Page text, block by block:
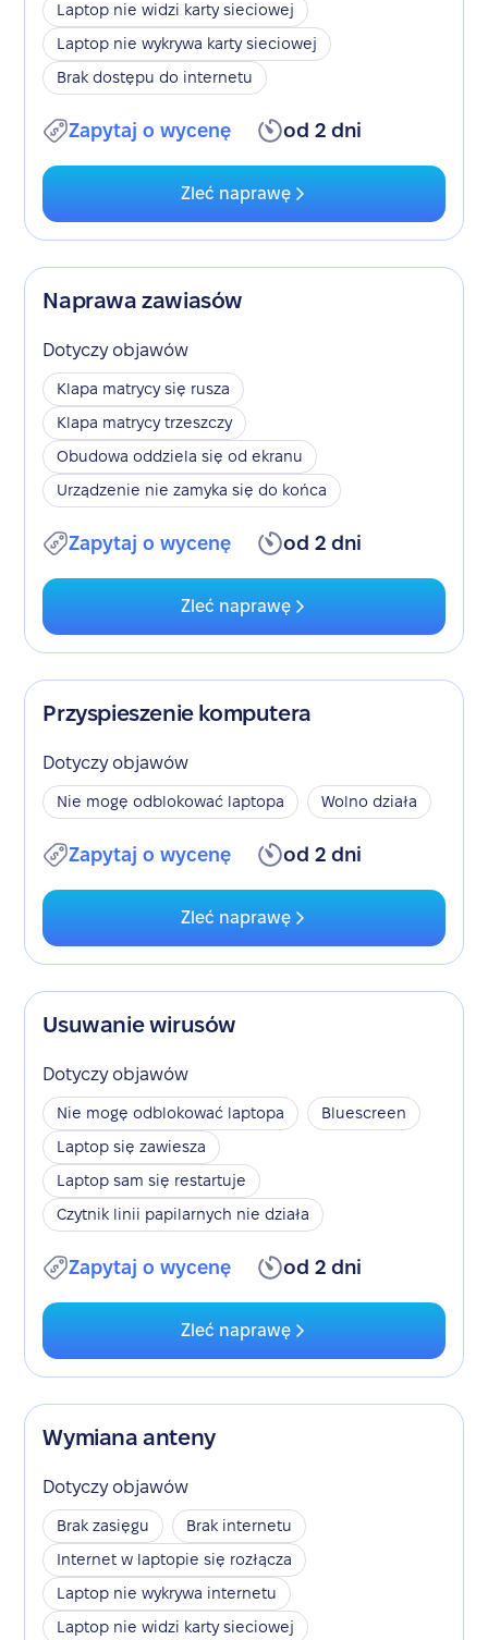
Laptop nie widzi karty sieciowej
Laptop nie wykrywa karty sieciowej
Brak dostępu do internetu
Zapytaj o wycenę od 2 dni
Zleć naprawę
Naprawa zawiasów
Dotyczy objawów
Klapa matrycy się rusza
Klapa matrycy trzeszczy
Obudowa oddziela się od ekranu
Urządzenie nie zamyka się do końca
Zapytaj o wycenę od 2 dni
Zleć naprawę
Przyspieszenie komputera
Dotyczy objawów
Nie mogę odblokować laptopa Wolno działa
Zapytaj o wycenę od 2 dni
Zleć naprawę
Usuwanie wirusów
Dotyczy objawów
Nie mogę odblokować laptopa
Bluescreen
Laptop się zawiesza
Laptop sam się restartuje
Czytnik linii papilarnych nie działa
Zapytaj o wycenę od 2 dni
Zleć naprawę
Wymiana anteny
Dotyczy objawów
Brak zasięgu
Brak internetu
Internet w laptopie się rozłącza
Laptop nie wykrywa internetu
Laptop nie widzi karty sieciowej